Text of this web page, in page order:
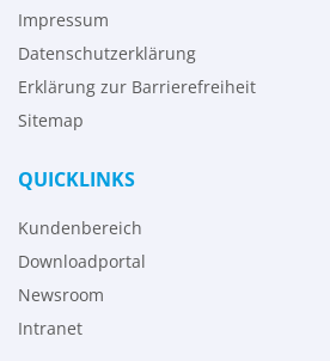
Impressum
Datenschutzerklärung
Erklärung zur Barrierefreiheit
Sitemap
QUICKLINKS
Kundenbereich
Downloadportal
Newsroom
Intranet